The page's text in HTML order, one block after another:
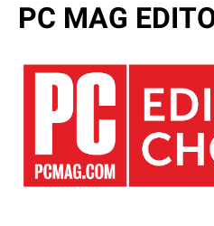
PC MAG